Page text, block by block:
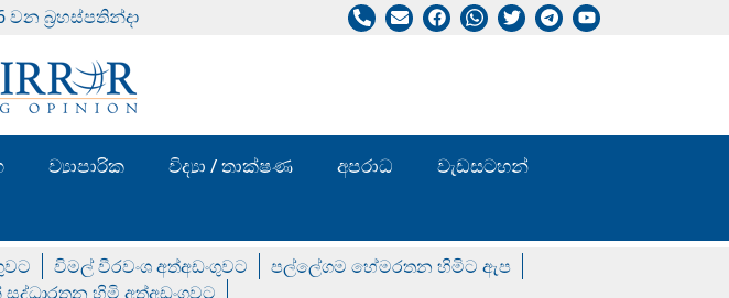
වන බ්‍රහස්පතින්දා
ව්‍යාපාරික විද්‍යා / තාක්ෂණ අපරාධ
වැඩසටහන්
විමල් වීරවංශ අත්අඩංගුවට
පල්ලේගම හේමරතන හිමිට ඇප
සද්ධාරතන හිමි අත්අඩංගුවට